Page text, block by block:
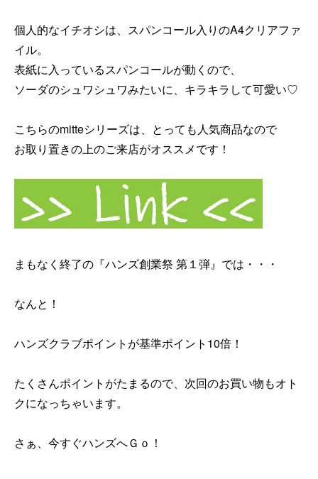
個人的なイチオシは、スパンコール入りのA4クリアファ
イル。
表紙に入っているスパンコールが動くので、
ソーダのシュワシュワみたいに、キラキラして可愛い♡
こちらのmitteシリーズは、とっても人気商品なので
お取り置きの上のご来店がオススメです！
まもなく終了の『ハンズ創業祭 第１弾』では・・・
なんと！
ハンズクラブポイントが基準ポイント10倍！
たくさんポイントがたまるので、次回のお買い物もオト
クになっちゃいます。
さぁ、今すぐハンズへＧｏ！